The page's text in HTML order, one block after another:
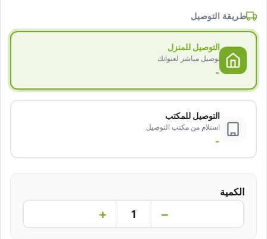
طريقة التوصيل
التوصيل للمنزل
توصيل مباشر لعنوانك
-
التوصيل للمكتب
استلام من مكتب التوصيل
-
الكمية
−
+